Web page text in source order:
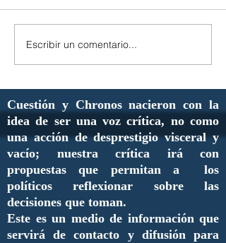
Escribir un comentario...
Cuestión y Chronos nacieron con la
idea de ser una voz crítica, no como
una acción de desprestigio visceral y
vacío; nuestra crítica irá con
propuestas que permitan a los
políticos reflexionar sobre las
decisiones que toman.
Este es un medio de información que
servirá de contacto y difusión para